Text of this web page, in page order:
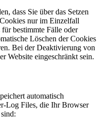
dass Sie über das Setzen
nur im Einzelfall
bestimmte Fälle oder
Löschen der Cookies
Bei der Deaktivierung von
Website eingeschränkt sein.
automatisch
Log Files, die Ihr Browser